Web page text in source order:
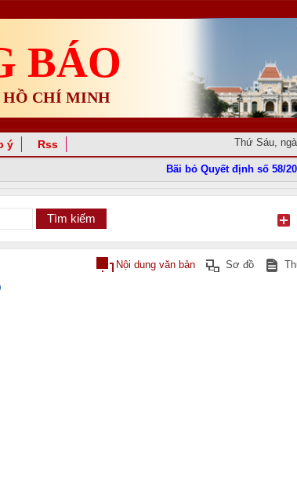
BÁO
HỒ CHÍ MINH
Thứ Sáu,
ý Rss
Bãi bỏ Quyết định số 58/
Nội dung văn bản Sơ đồ